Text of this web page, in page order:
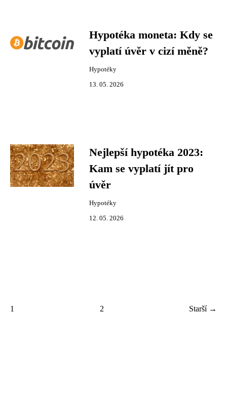
Hypotéka moneta: Kdy se
vyplatí úvěr v cizí měně?
Hypotéky
13. 05. 2026
Nejlepší hypotéka 2023:
Kam se vyplatí jít pro
úvěr
Hypotéky
12. 05. 2026
1 2 Starší →